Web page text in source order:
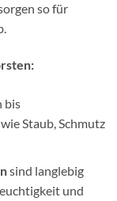
so für
bis
Staub, Schmutz
sind langlebig
und